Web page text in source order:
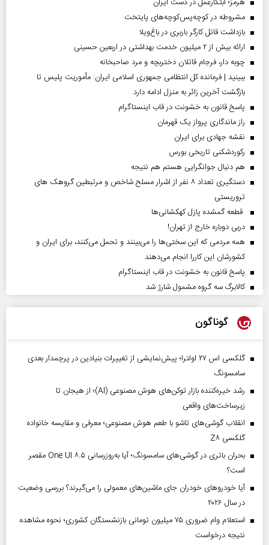
مشروطه در کوچه‌پس‌کوچه‌های پایتخت
بازداشت قاتل کارگر باربری در باغ‌ویلا
ارائه بیش از ۲ میلیون خدمت بهداشتی در اربعین حسینی
چوبه دار، فرجام قاتلان دختربچه و مرد صاحبخانه
ببینید | فرمانده کل انتظامی جمهوری اسلامی ایران­: مأموریت پلیس تا
بازگشت آخرین زائر به منزل ادامه دارد
پاسخ قانون به خشونت در قاب اینستاگرام
راز ماندگاری پرواز یک قهرمان
نقشه جهادی برای ایران
رکوردشکنی تاریخی بورس
هم دنبال جوانگرایی هستم هم نتیجه
دستگیری تعداد ۸ نفر از اشرار مسلح شاخص و مرتبطین گروهک های
تروریستی
قطعه گمشده پازل کهکشانی‌ها
دربی دوباره خارج از تهران!
همه مردمی که این سختی‌ها را می‌بینند و تحمل می‌کنند، برای ایران و
کشورشان این کاررا انجام می‌دهند
پاسخ قانون به خشونت در قاب اینستاگرام
کالابرگ سه گروه مشمول شارژ شد
گوناگون
گلکسی اس ۲۷ اولترا؛ پیش‌نمایشی از تغییرات بنیادین در پرچمدار بعدی
سامسونگ
رشد خیره‌کننده بازار توکن‌های هوش مصنوعی (AI)؛ از هیجان تا
زیرساخت‌های واقعی
انقلاب گوشی‌های تاشو‌ با طعم هوش مصنوعی؛ معرفی و مقایسه خانواده
گلکسی Z۸
بحران باتری در گوشی‌های سامسونگ؛ آیا به‌روزرسانی One UI ۸.۵ مقصر
است؟
آیا خودروهای خودران جای ماشین‌های معمولی را می‌گیرند؟ بررسی وضعیت
در سال ۲۰۲۶
استعلام وام ضروری ۷۵ میلیون تومانی بازنشستگان کشوری؛ نحوه مشاهده
نتیجه درخواست